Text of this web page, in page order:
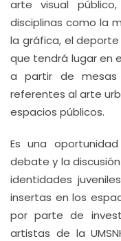
arte visual
disciplinas como la
la gráfica, el
que tendrá lugar en
a partir de
referentes al arte
espacios públicos.
Es una
debate y la
identidades
insertas en los
por parte de
artistas de la